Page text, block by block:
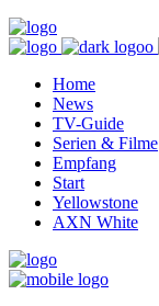
Home
News
TV-Guide
Serien & Filme
Empfang
Start
Yellowstone
AXN White